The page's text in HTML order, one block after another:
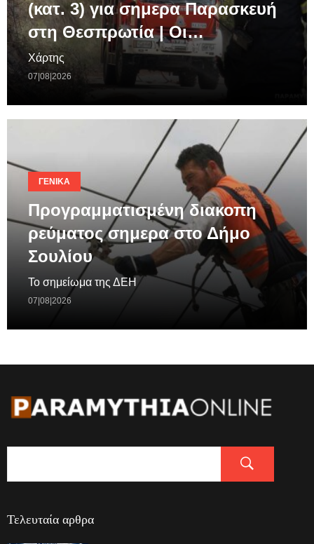
(κατ. 3) για σημερα Παρασκευή
στη Θεσπρωτία | Οι…
Χάρτης
07|08|2026
ΓΕΝΙΚΆ
Προγραμματισμένη διακοπη
ρεύματος σημερα στο Δήμο
Σουλίου
Το σημείωμα της ΔΕΗ
07|08|2026
Τελευταία αρθρα